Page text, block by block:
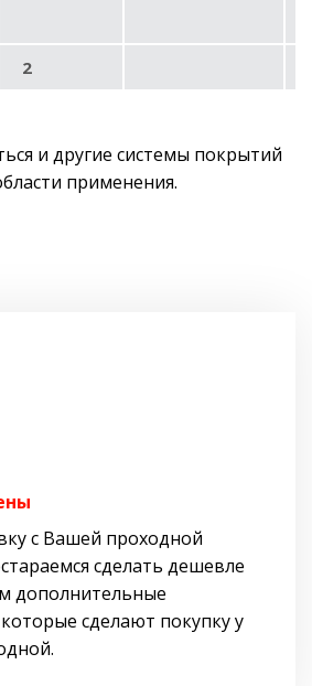
2
и другие системы покрытий
применения.
с Вашей проходной
сделать дешевле
дополнительные
сделают покупку у